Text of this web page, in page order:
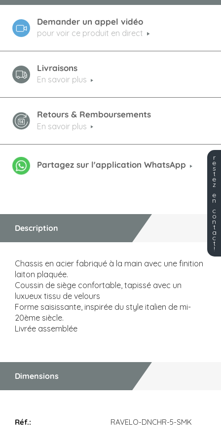
Demander un appel vidéo
pour voir ce produit en direct
Livraisons
En savoir plus
Retours & Remboursements
En savoir plus
Partagez sur l'application WhatsApp
Description
Chassis en acier fabriqué à la main avec une finition
laiton plaquée.
Coussin de siège confortable, tapissé avec un
luxueux tissu de velours
Forme saisissante, inspirée du style italien de mi-
20ème siècle.
Livrée assemblée
Dimensions
RAVELO-DNCHR-5-SMK
r
e
s
t
e
z
e
n
c
o
n
t
a
c
t
!